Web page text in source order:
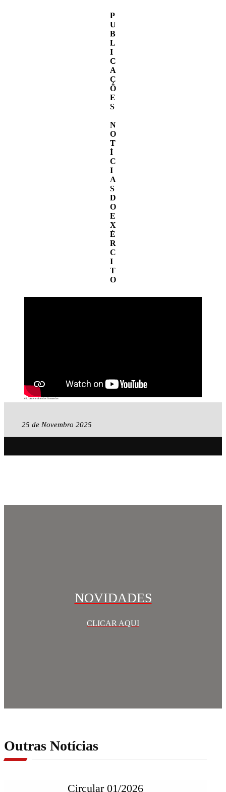
P
U
B
L
I
C
A
Ç
Õ
E
S
N
O
T
Í
C
I
A
S
D
O
E
X
É
R
C
I
T
O
62.º Aniversário dos Comandos
25 de Novembro 2025
NOVIDADES
CLICAR AQUI
Outras Notícias
Circular 01/2026